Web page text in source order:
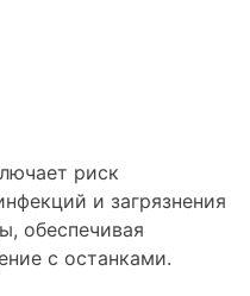
риск
и загрязнения
обеспечивая
с останками.